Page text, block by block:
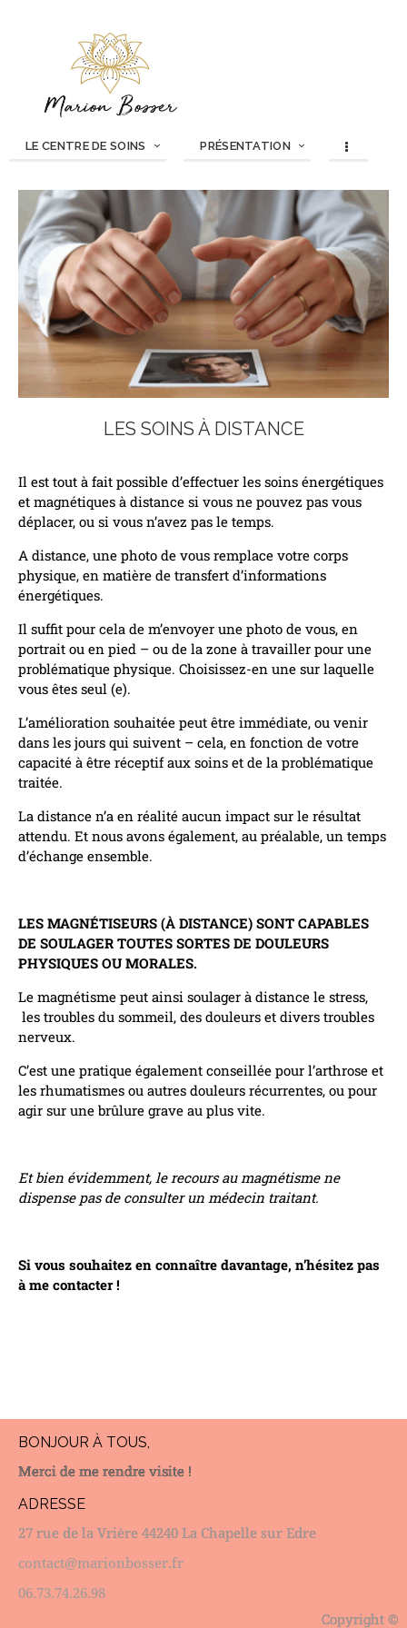
LE CENTRE DE SOINS PRÉSENTATION
LES SOINS À DISTANCE
Il est tout à fait possible d’effectuer les soins énergétiques
et magnétiques à distance si vous ne pouvez pas vous
déplacer, ou si vous n’avez pas le temps.
A distance, une photo de vous remplace votre corps
physique, en matière de transfert d’informations
énergétiques.
Il suffit pour cela de m’envoyer une photo de vous, en
portrait ou en pied – ou de la zone à travailler pour une
problématique physique. Choisissez-en une sur laquelle
vous êtes seul (e).
L’amélioration souhaitée peut être immédiate, ou venir
dans les jours qui suivent – cela, en fonction de votre
capacité à être réceptif aux soins et de la problématique
traitée.
La distance n’a en réalité aucun impact sur le résultat
attendu. Et nous avons également, au préalable, un temps
d’échange ensemble.
LES MAGNÉTISEURS (À DISTANCE) SONT CAPABLES
DE SOULAGER TOUTES SORTES DE DOULEURS
PHYSIQUES OU MORALES.
Le magnétisme peut ainsi soulager à distance le stress,
les troubles du sommeil, des douleurs et divers troubles
nerveux.
C’est une pratique également conseillée pour l’arthrose et
les rhumatismes ou autres douleurs récurrentes, ou pour
agir sur une brûlure grave au plus vite.
Et bien évidemment, le recours au magnétisme ne
dispense pas de consulter un médecin traitant.
Si vous souhaitez en connaître davantage, n’hésitez pas
à me contacter !
BONJOUR À TOUS,
Merci de me rendre visite !
ADRESSE
27 rue de la Vrière 44240 La Chapelle sur Edre
contact@marionbosser.fr
06.73.74.26.98
Copyright ©